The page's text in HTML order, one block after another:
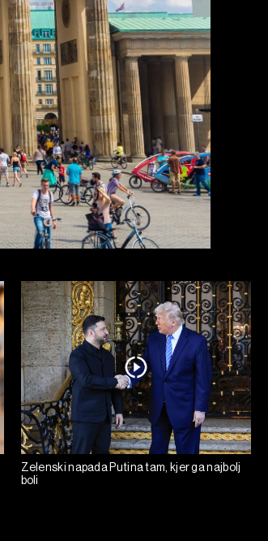
Zelenski napada Putina tam, kjer ga najbolj
boli